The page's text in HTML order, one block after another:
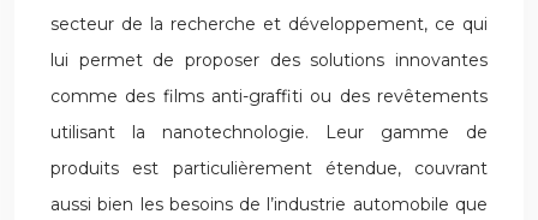
secteur de la recherche et développement, ce qui
lui permet de proposer des solutions innovantes
comme des films anti-graffiti ou des revêtements
utilisant la nanotechnologie. Leur gamme de
produits est particulièrement étendue, couvrant
aussi bien les besoins de l’industrie automobile que